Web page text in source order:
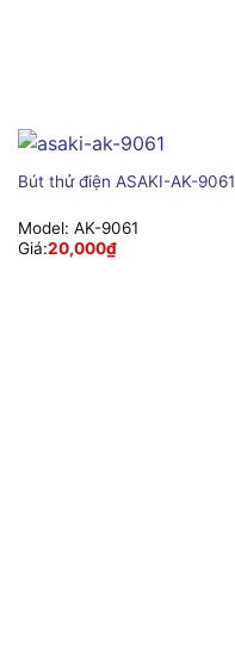
Bút thử điện ASAKI-AK-9061
Model: AK-9061
Giá:20,000₫